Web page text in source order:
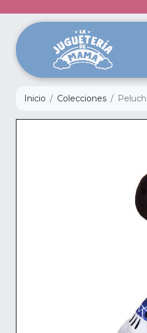
Inicio Colecciones